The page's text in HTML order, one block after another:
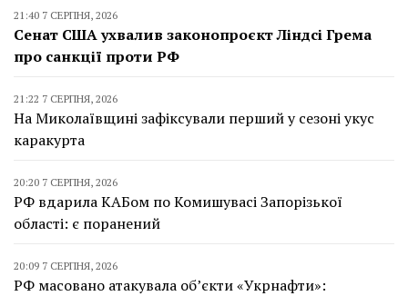
21:40 7 СЕРПНЯ, 2026
Сенат США ухвалив законопроєкт Ліндсі Грема
про санкції проти РФ
21:22 7 СЕРПНЯ, 2026
На Миколаївщині зафіксували перший у сезоні укус
каракурта
20:20 7 СЕРПНЯ, 2026
РФ вдарила КАБом по Комишувасі Запорізької
області: є поранений
20:09 7 СЕРПНЯ, 2026
РФ масовано атакувала об’єкти «Укрнафти»: